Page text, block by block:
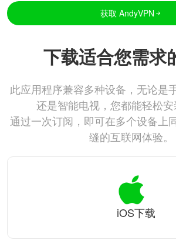
获取 AndyVPN
下载适合您需求
此应用程序兼容多种设备，无论是
还是智能电视，您都能轻松安
通过一次订阅，即可在多个设备上
缝的互联网体验。
iOS下载